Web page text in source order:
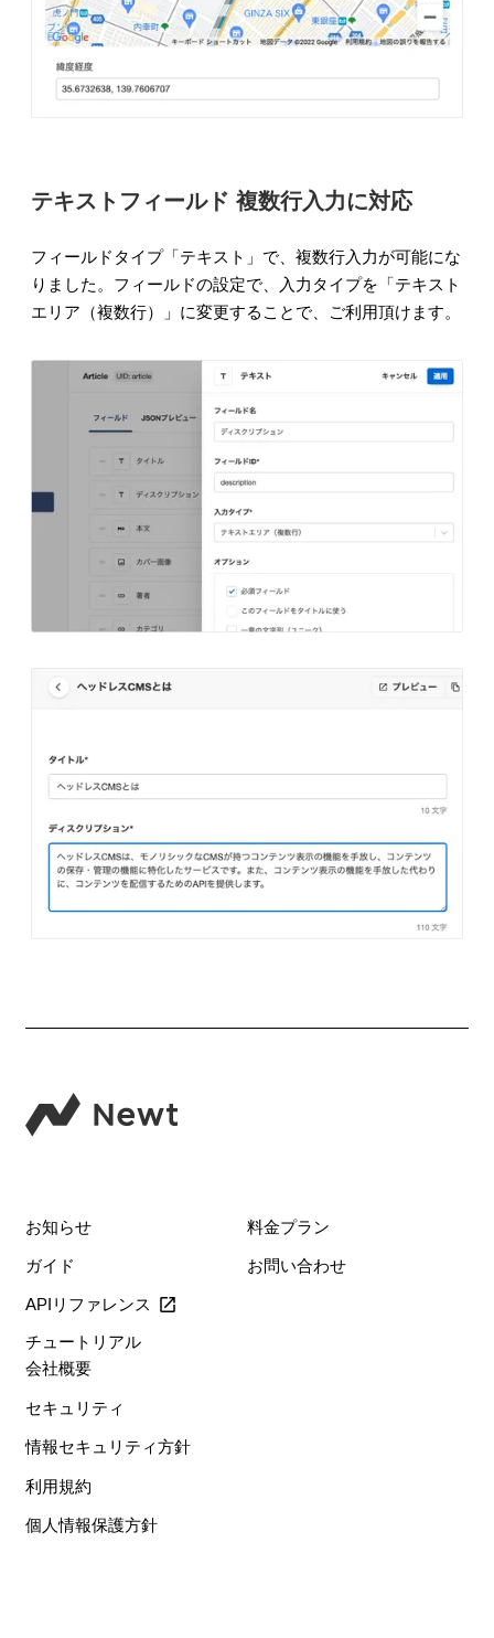
テキストフィールド 複数行入力に対応
フィールドタイプ「テキスト」で、複数行入力が可能にな
りました。フィールドの設定で、入力タイプを「テキスト
エリア（複数行）」に変更することで、ご利用頂けます。
お知らせ
ガイド
APIリファレンス
チュートリアル
料金プラン
お問い合わせ
会社概要
セキュリティ
情報セキュリティ方針
利用規約
個人情報保護方針